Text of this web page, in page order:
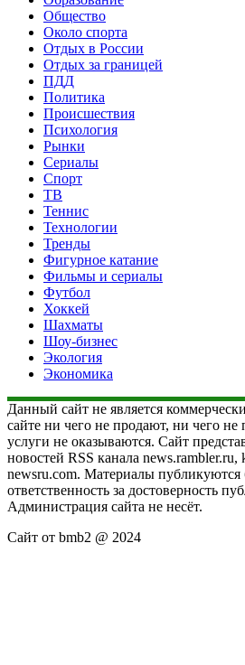
Общество
Около спорта
Отдых в России
Отдых за границей
ПДД
Политика
Происшествия
Психология
Рынки
Сериалы
Спорт
ТВ
Теннис
Технологии
Тренды
Фигурное катание
Фильмы и сериалы
Футбол
Хоккей
Шахматы
Шоу-бизнес
Экология
Экономика
Данный сайт не является
сайте ни чего не продают, ни чего
услуги не оказываются. Сайт
новостей RSS канала news.rambler.ru,
newsru.com. Материалы публикуются
ответственность за достоверность
Администрация сайта не несёт.
Сайт от bmb2 @ 2024